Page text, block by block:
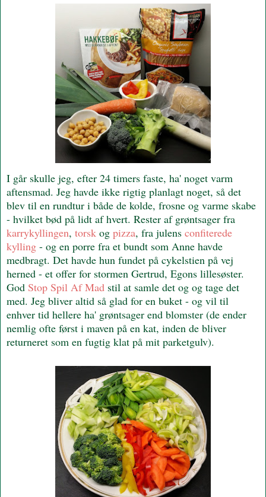
I går skulle jeg, efter 24 timers faste, ha' noget varm
aftensmad. Jeg havde ikke rigtig planlagt noget, så det
blev til en rundtur i både de kolde, frosne og varme skabe
- hvilket bød på lidt af hvert. Rester af grøntsager fra
karrykyllingen, torsk og pizza, fra julens confiterede
kylling - og en porre fra et bundt som Anne havde
medbragt. Det havde hun fundet på cykelstien på vej
herned - et offer for stormen Gertrud, Egons lillesøster.
God Stop Spil Af Mad stil at samle det og og tage det
med. Jeg bliver altid så glad for en buket - og vil til
enhver tid hellere ha' grøntsager end blomster (de ender
nemlig ofte først i maven på en kat, inden de bliver
returneret som en fugtig klat på mit parketgulv).